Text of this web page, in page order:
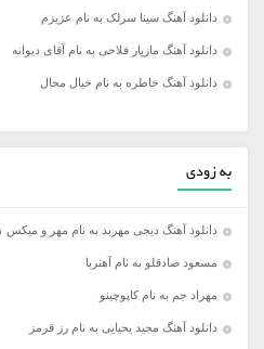
دانلود آهنگ سینا سرلک به نام عزیزم
دانلود آهنگ مازیار فلاحی به نام آقای دیوانه
دانلود آهنگ خاطره به نام خیال محال
به زودی
دانلود آهنگ دیجی مهربد به نام مهر و میکس ۱ (ریمیکس)
مسعود صادقلو به نام آهنربا
مهراد جم به نام کاپوچینو
دانلود آهنگ مجید یحیایی به نام رز قرمز